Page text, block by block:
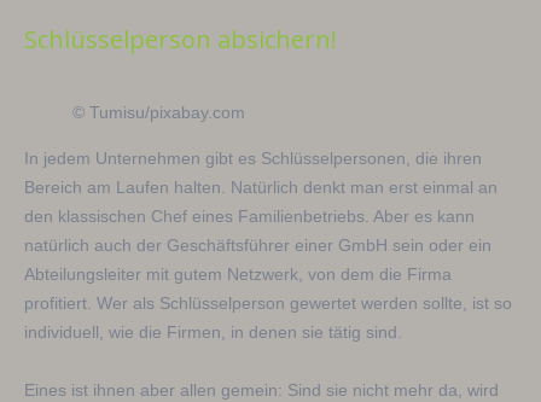
Schlüsselperson absichern!
© Tumisu/pixabay.com
In jedem Unternehmen gibt es Schlüsselpersonen, die ihren
Bereich am Laufen halten. Natürlich denkt man erst einmal an
den klassischen Chef eines Familienbetriebs. Aber es kann
natürlich auch der Geschäftsführer einer GmbH sein oder ein
Abteilungsleiter mit gutem Netzwerk, von dem die Firma
profitiert. Wer als Schlüsselperson gewertet werden sollte, ist so
individuell, wie die Firmen, in denen sie tätig sind.
Eines ist ihnen aber allen gemein: Sind sie nicht mehr da, wird